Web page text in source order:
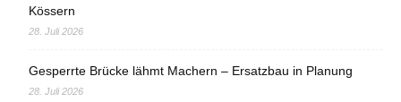
Kössern
28. Juli 2026
Gesperrte Brücke lähmt Machern – Ersatzbau in Planung
28. Juli 2026